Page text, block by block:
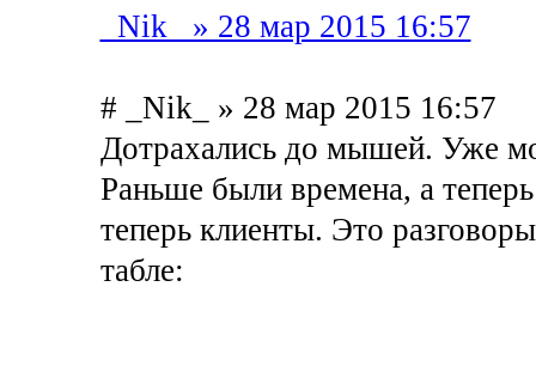
_Nik_ » 28 мар 2015 16:57
# _Nik_ » 28 мар 2015 16:57
Дотрахались до мышей. Уже
Раньше были времена, а
теперь клиенты. Это
табле: